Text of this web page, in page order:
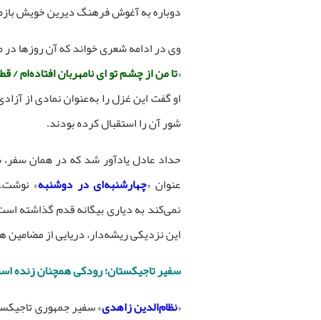
دوباره به آغوش فرهنگ دیرین خویش
وی در ادامه شعری خواند که آن روزها
«تا من از چشم تو ای نامهربان افتاده‌ام
او گفت این غزل را به‌عنوان نمادی از
شور آن را استقبال کرده بودند.
حداد عادل یادآور شد که در همان
عنوان «چهارشنبه‌ای در دوشنبه»
نمی‌کند به دیاری بیگانه قدم گذاشته
این نزدیکی ریشه‌دار، دریایی از
سفیر تاجیکستان؛ رودکی همچنان زنده
«نظام‌الدین زاهدی» سفیر جمهوری